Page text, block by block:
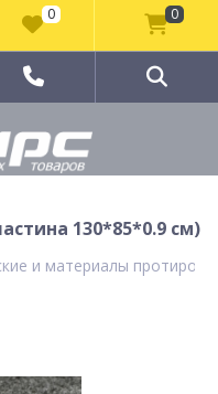
130*85*0.9 см)
и материалы
0 0